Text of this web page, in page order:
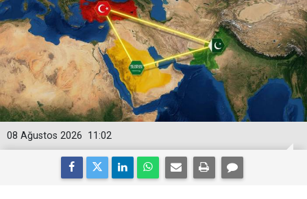
11:02
08 Ağustos 2026